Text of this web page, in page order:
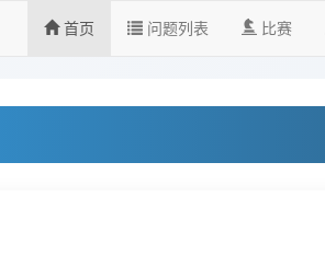
首页 问题列表 比赛